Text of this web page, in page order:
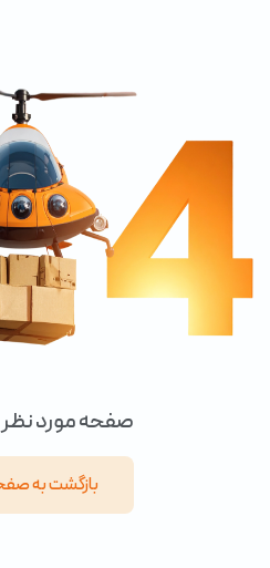
صفحه مورد
بازگشت به